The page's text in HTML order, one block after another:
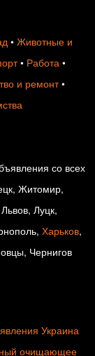
• Животные и
• Работа •
и ремонт•
со всех
Житомир,
Луцк,
Харьков,
Чернигов
Украина
очищающее